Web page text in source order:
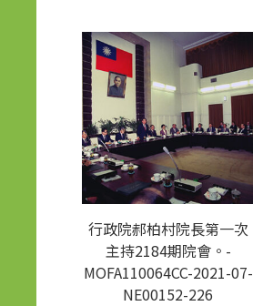
行政院郝柏村院長第一次
主持2184期院會。-
MOFA110064CC-2021-07-
NE00152-226